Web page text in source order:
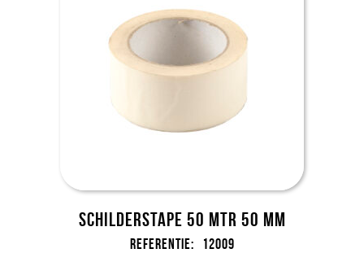
Schilderstape 50 mtr 50 mm
Referentie: 12009